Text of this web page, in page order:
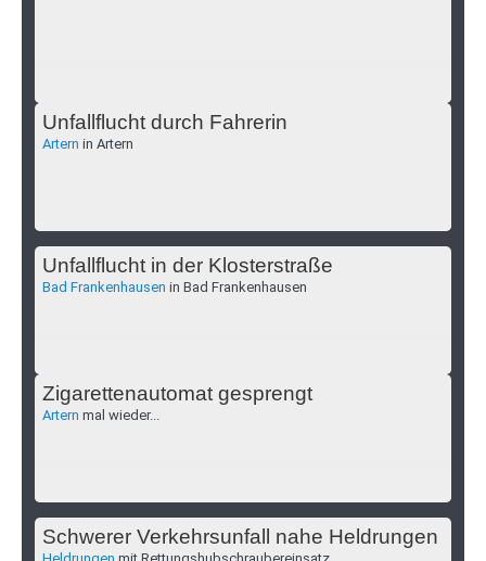
Unfallflucht durch Fahrerin
Artern in Artern
Unfallflucht in der Klosterstraße
Bad Frankenhausen in Bad Frankenhausen
Zigarettenautomat gesprengt
Artern mal wieder...
Schwerer Verkehrsunfall nahe Heldrungen